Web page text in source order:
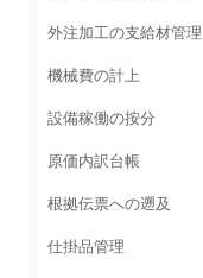
外注加工の支給材管理
機械費の計上
設備稼働の按分
原価内訳台帳
根拠伝票への遡及
仕掛品管理